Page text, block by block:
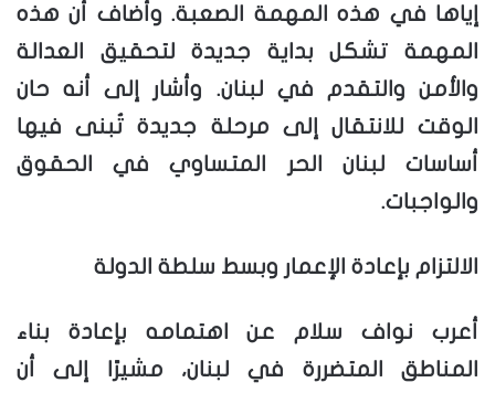
إياها في هذه المهمة الصعبة. وأضاف أن هذه
المهمة تشكل بداية جديدة لتحقيق العدالة
والأمن والتقدم في لبنان. وأشار إلى أنه حان
الوقت للانتقال إلى مرحلة جديدة تُبنى فيها
أساسات لبنان الحر المتساوي في الحقوق
والواجبات.
الالتزام بإعادة الإعمار وبسط سلطة الدولة
أعرب نواف سلام عن اهتمامه بإعادة بناء
المناطق المتضررة في لبنان، مشيرًا إلى أن